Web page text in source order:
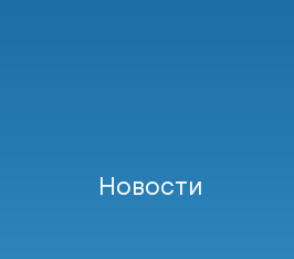
Новости